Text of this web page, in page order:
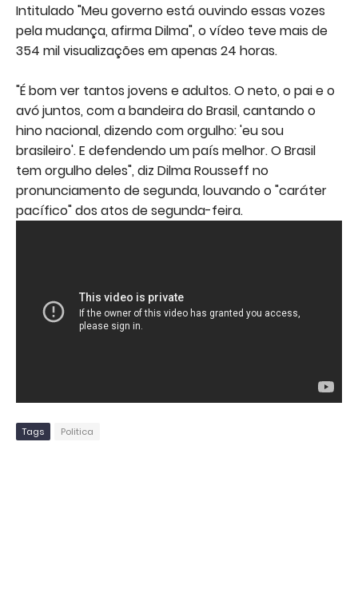
Intitulado "Meu governo está ouvindo essas vozes
pela mudança, afirma Dilma", o vídeo teve mais de
354 mil visualizações em apenas 24 horas.
"É bom ver tantos jovens e adultos. O neto, o pai e o
avó juntos, com a bandeira do Brasil, cantando o
hino nacional, dizendo com orgulho: 'eu sou
brasileiro'. E defendendo um país melhor. O Brasil
tem orgulho deles", diz Dilma Rousseff no
pronunciamento de segunda, louvando o "caráter
pacífico" dos atos de segunda-feira.
Tags Politica